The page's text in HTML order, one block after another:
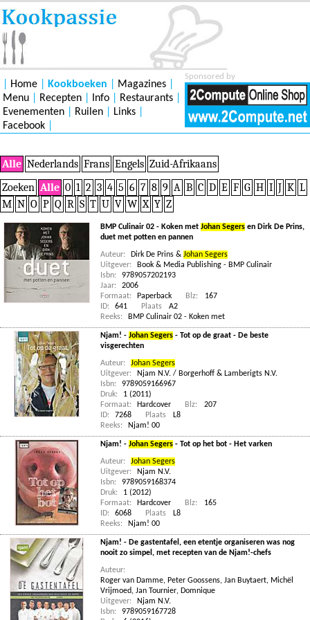
Sponsored by
Home Kookboeken Magazines
Menu
Recepten Info Restaurants
Evenementen
Ruilen Links
Facebook
Alle Nederlands Frans Engels Zuid-Afrikaans
Zoeken Alle 0 1 2 3 4 5 6 7 8 9 A B C D E F G H I J K L
M N O P Q R S T U V W X Y Z
BMP Culinair 02 - Koken met Johan Segers en Dirk De Prins,
duet met potten en pannen
Auteur: Dirk De Prins & Johan Segers
Uitgever:
Book & Media Publishing - BMP Culinair
Isbn:
9789057202193
Jaar:
2006
Formaat:
Paperback Blz:
167
ID:
641 Plaats
A2
Reeks:
BMP Culinair 02 - Koken met
Njam! - Johan Segers - Tot op de graat - De beste
visgerechten
Auteur:
Johan Segers
Uitgever:
Njam N.V. / Borgerhoff & Lamberigts N.V.
Isbn:
9789059166967
Druk:
1 (2011)
Formaat:
Hardcover Blz:
207
ID:
7268 Plaats
L8
Reeks:
Njam! 00
Njam! - Johan Segers - Tot op het bot - Het varken
Auteur:
Johan Segers
Uitgever:
Njam N.V.
Isbn:
9789059168374
Druk:
1 (2012)
Formaat:
Hardcover Blz:
165
ID:
6068 Plaats
L8
Reeks:
Njam! 00
Njam! - De gastentafel, een etentje organiseren was nog
nooit zo simpel, met recepten van de Njam!-chefs
Auteur:
Roger van Damme, Peter Goossens, Jan Buytaert, Michël
Vrijmoed, Jan Tournier, Domnique
Uitgever:
Njam N.V.
Isbn:
9789059167728